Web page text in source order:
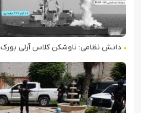
دانش نظامی: ناوشکن کلاس آرلی بورک